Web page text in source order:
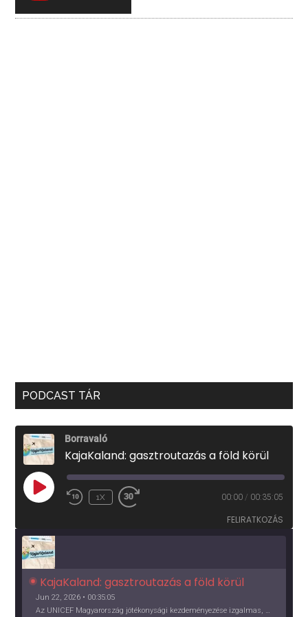
PODCAST TÁR
Borravaló
KajaKaland: gasztroutazás a föld körül
PLAY
EPISODE
1X 00:00 / 00:35:05
FELIRATKOZÁS
KajaKaland: gasztroutazás a föld körül
Jun 22, 2026 • 00:35:05
Az UNICEF Magyarország jótékonysági kezdeményezése izgalmas, egész éves világkörüli ízutazásra hív, igazi családi program és gasztroedukáció, illetve segítség a rászorulóknak is egyben.